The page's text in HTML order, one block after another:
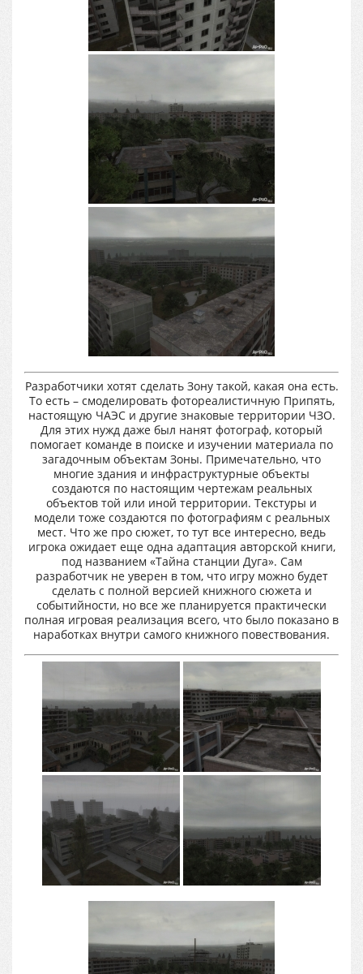
Разработчики хотят сделать Зону такой, какая она есть.
То есть – смоделировать фотореалистичную Припять,
настоящую ЧАЭС и другие знаковые территории ЧЗО.
Для этих нужд даже был нанят фотограф, который
помогает команде в поиске и изучении материала по
загадочным объектам Зоны. Примечательно, что
многие здания и инфраструктурные объекты
создаются по настоящим чертежам реальных
объектов той или иной территории. Текстуры и
модели тоже создаются по фотографиям с реальных
мест. Что же про сюжет, то тут все интересно, ведь
игрока ожидает еще одна адаптация авторской книги,
под названием «Тайна станции Дуга». Сам
разработчик не уверен в том, что игру можно будет
сделать с полной версией книжного сюжета и
событийности, но все же планируется практически
полная игровая реализация всего, что было показано в
наработках внутри самого книжного повествования.